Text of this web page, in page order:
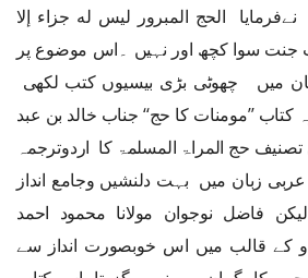
الحج المبرور لیس له جزاء إلا
جنت سوا کچھ اور نہیں ۔اس موضوع پر
میں چھوٹی بڑی بیسیوں کتب لکھی
’’مومنات کا حج‘‘ جناب خالد بن عبد
حج المراۃ المسلمۃ کا اردوترجمہ
زبان میں بہت دلنشیں وجامع انداز
فاضل نوجوان مولانا محمود احمد
کے قالب میں اس خوبصورت انداز سے